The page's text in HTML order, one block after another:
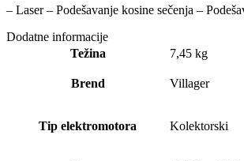
– Laser – Podešavanje kosine sečenja –
Dodatne informacije
Težina
7,45 kg
Brend Villager
Tip elektromotora Kolektorski